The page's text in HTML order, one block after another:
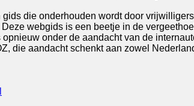
die onderhouden wordt door
webgids is een beetje in de
onder de aandacht van de
die aandacht schenkt aan zowel